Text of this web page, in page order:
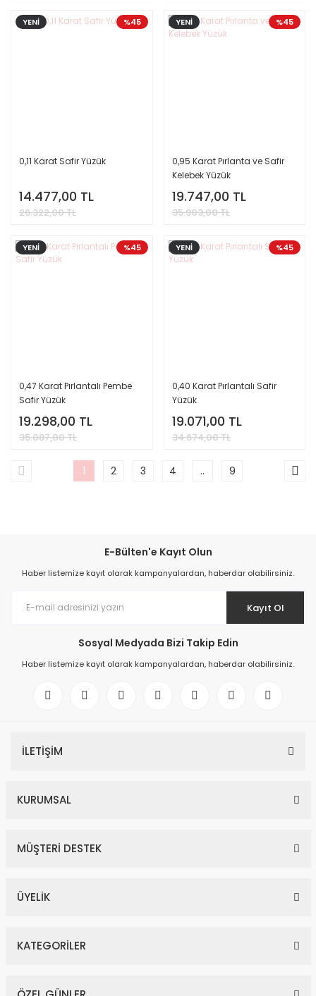
%45
YENİ
0,11 Karat Safir Yüzük
14.477,00 TL
26.322,00 TL
%45
YENİ
0,95 Karat Pırlanta ve Safir
Kelebek Yüzük
19.747,00 TL
35.903,00 TL
%45
YENİ
0,47 Karat Pırlantalı Pembe
Safir Yüzük
19.298,00 TL
35.087,00 TL
%45
YENİ
0,40 Karat Pırlantalı Safir
Yüzük
19.071,00 TL
34.674,00 TL
1 2 3 4 .. 9
E-Bülten'e Kayıt Olun
Haber listemize kayıt olarak kampanyalardan, haberdar olabilirsiniz.
Kayıt Ol
Sosyal Medyada Bizi Takip Edin
Haber listemize kayıt olarak kampanyalardan, haberdar olabilirsiniz.
İLETİŞİM
KURUMSAL
MÜŞTERİ DESTEK
ÜYELİK
KATEGORİLER